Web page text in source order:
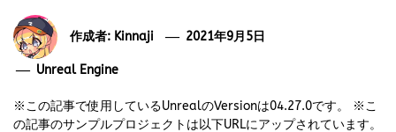
作成者: Kinnaji 2021年9月5日
Unreal Engine
※この記事で使用しているUnrealのVersionは04.27.0です。 ※こ
の記事のサンプルプロジェクトは以下URLにアップされています。